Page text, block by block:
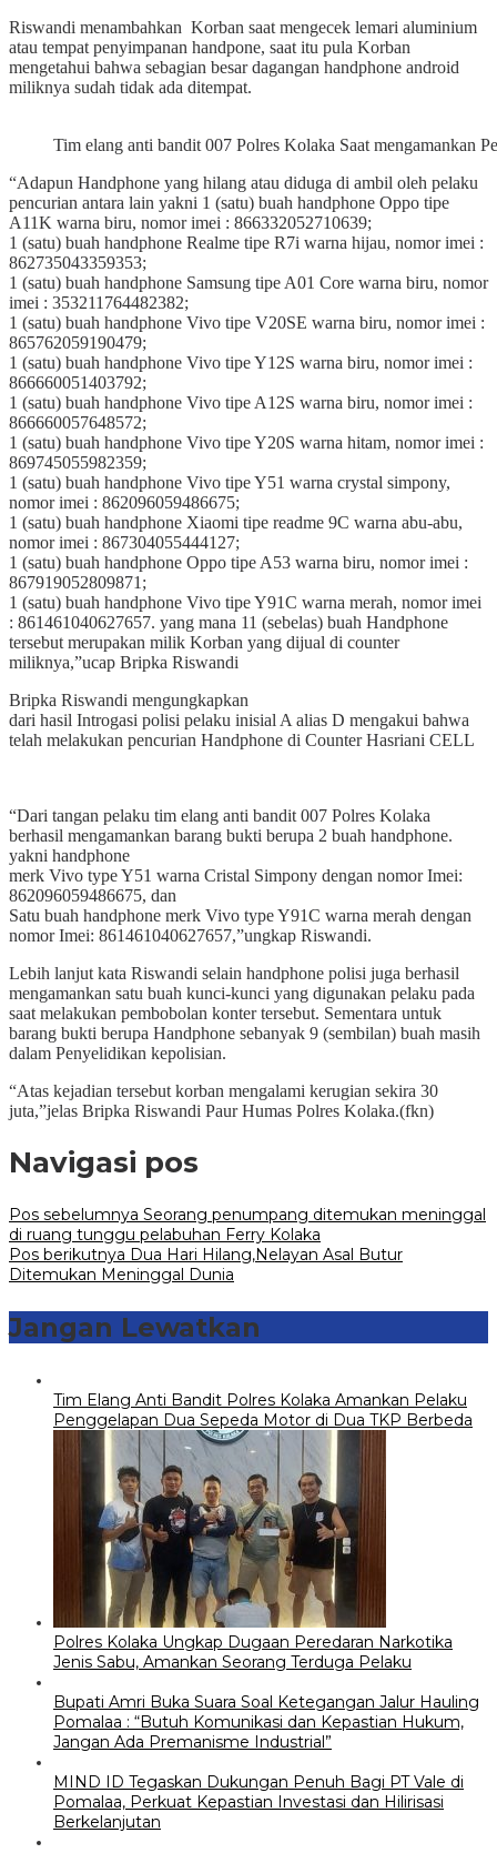
Riswandi menambahkan Korban saat mengecek lemari aluminium
atau tempat penyimpanan handpone, saat itu pula Korban
mengetahui bahwa sebagian besar dagangan handphone android
miliknya sudah tidak ada ditempat.
Tim elang anti bandit 007 Polres Kolaka Saat mengamankan
“Adapun Handphone yang hilang atau diduga di ambil oleh pelaku
pencurian antara lain yakni 1 (satu) buah handphone Oppo tipe
A11K warna biru, nomor imei : 866332052710639;
1 (satu) buah handphone Realme tipe R7i warna hijau, nomor imei :
862735043359353;
1 (satu) buah handphone Samsung tipe A01 Core warna biru, nomor
imei : 353211764482382;
1 (satu) buah handphone Vivo tipe V20SE warna biru, nomor imei :
865762059190479;
1 (satu) buah handphone Vivo tipe Y12S warna biru, nomor imei :
866660051403792;
1 (satu) buah handphone Vivo tipe A12S warna biru, nomor imei :
866660057648572;
1 (satu) buah handphone Vivo tipe Y20S warna hitam, nomor imei :
869745055982359;
1 (satu) buah handphone Vivo tipe Y51 warna crystal simpony,
nomor imei : 862096059486675;
1 (satu) buah handphone Xiaomi tipe readme 9C warna abu-abu,
nomor imei : 867304055444127;
1 (satu) buah handphone Oppo tipe A53 warna biru, nomor imei :
867919052809871;
1 (satu) buah handphone Vivo tipe Y91C warna merah, nomor imei
: 861461040627657. yang mana 11 (sebelas) buah Handphone
tersebut merupakan milik Korban yang dijual di counter
miliknya,”ucap Bripka Riswandi
Bripka Riswandi mengungkapkan
dari hasil Introgasi polisi pelaku inisial A alias D mengakui bahwa
telah melakukan pencurian Handphone di Counter Hasriani CELL
“Dari tangan pelaku tim elang anti bandit 007 Polres Kolaka
berhasil mengamankan barang bukti berupa 2 buah handphone.
yakni handphone
merk Vivo type Y51 warna Cristal Simpony dengan nomor Imei:
862096059486675, dan
Satu buah handphone merk Vivo type Y91C warna merah dengan
nomor Imei: 861461040627657,”ungkap Riswandi.
Lebih lanjut kata Riswandi selain handphone polisi juga berhasil
mengamankan satu buah kunci-kunci yang digunakan pelaku pada
saat melakukan pembobolan konter tersebut. Sementara untuk
barang bukti berupa Handphone sebanyak 9 (sembilan) buah masih
dalam Penyelidikan kepolisian.
“Atas kejadian tersebut korban mengalami kerugian sekira 30
juta,”jelas Bripka Riswandi Paur Humas Polres Kolaka.(fkn)
Navigasi pos
Pos sebelumnya Seorang penumpang ditemukan meninggal
di ruang tunggu pelabuhan Ferry Kolaka
Pos berikutnya Dua Hari Hilang,Nelayan Asal Butur
Ditemukan Meninggal Dunia
Jangan Lewatkan
Tim Elang Anti Bandit Polres Kolaka Amankan Pelaku
Penggelapan Dua Sepeda Motor di Dua TKP Berbeda
Polres Kolaka Ungkap Dugaan Peredaran Narkotika
Jenis Sabu, Amankan Seorang Terduga Pelaku
Bupati Amri Buka Suara Soal Ketegangan Jalur Hauling
Pomalaa : “Butuh Komunikasi dan Kepastian Hukum,
Jangan Ada Premanisme Industrial”
MIND ID Tegaskan Dukungan Penuh Bagi PT Vale di
Pomalaa, Perkuat Kepastian Investasi dan Hilirisasi
Berkelanjutan